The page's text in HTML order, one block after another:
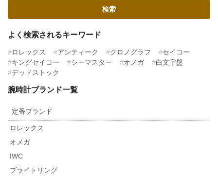
よく検索されるキーワード
ロレックス アンティーク クロノグラフ
セイコー
キングセイコー
シーマスター オメガ
白文字盤
デッドストック
腕時計ブランド一覧
定番ブランド
ロレックス
オメガ
IWC
ブライトリング